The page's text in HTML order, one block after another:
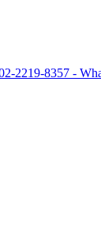
2219-8357 -